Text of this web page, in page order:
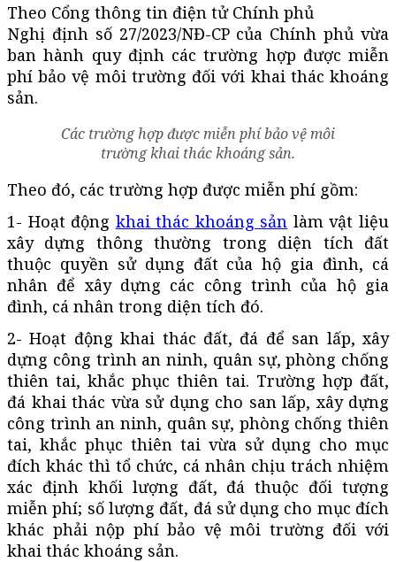
Theo Cổng thông tin điện tử Chính phủ
Nghị định số 27/2023/NĐ-CP của Chính phủ vừa
ban hành quy định các trường hợp được miễn
phí bảo vệ môi trường đối với khai thác khoáng
sản.
Các trường hợp được miễn phí bảo vệ môi
trường khai thác khoáng sản.
Theo đó, các trường hợp được miễn phí gồm:
1- Hoạt động khai thác khoáng sản làm vật liệu
xây dựng thông thường trong diện tích đất
thuộc quyền sử dụng đất của hộ gia đình, cá
nhân để xây dựng các công trình của hộ gia
đình, cá nhân trong diện tích đó.
2- Hoạt động khai thác đất, đá để san lấp, xây
dựng công trình an ninh, quân sự, phòng chống
thiên tai, khắc phục thiên tai. Trường hợp đất,
đá khai thác vừa sử dụng cho san lấp, xây dựng
công trình an ninh, quân sự, phòng chống thiên
tai, khắc phục thiên tai vừa sử dụng cho mục
đích khác thì tổ chức, cá nhân chịu trách nhiệm
xác định khối lượng đất, đá thuộc đối tượng
miễn phí; số lượng đất, đá sử dụng cho mục đích
khác phải nộp phí bảo vệ môi trường đối với
khai thác khoáng sản.